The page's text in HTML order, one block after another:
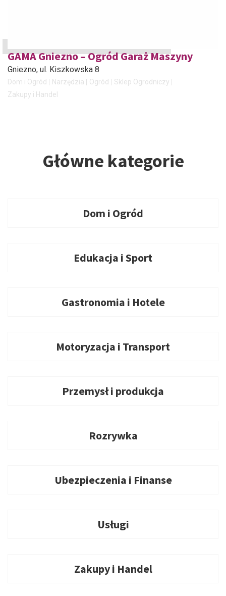
GAMA Gniezno – Ogród Garaż Maszyny
Gniezno, ul. Kiszkowska 8
Dom i Ogród Narzędzia Ogród
Sklep Ogrodniczy
Zakupy i Handel
Główne kategorie
Dom i Ogród
Edukacja i Sport
Gastronomia i Hotele
Motoryzacja i Transport
Przemysł i produkcja
Rozrywka
Ubezpieczenia i Finanse
Usługi
Zakupy i Handel